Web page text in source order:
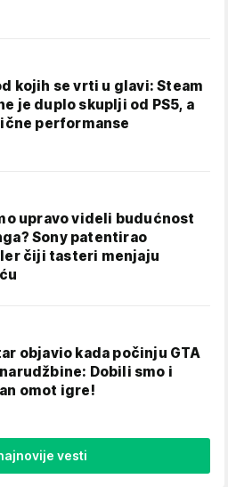
kojih se vrti u glavi: Steam
je duplo skuplji od PS5, a
performanse
upravo videli budućnost
Sony patentirao
čiji tasteri menjaju
objavio kada počinju GTA
Dobili smo i
omot igre!
vesti